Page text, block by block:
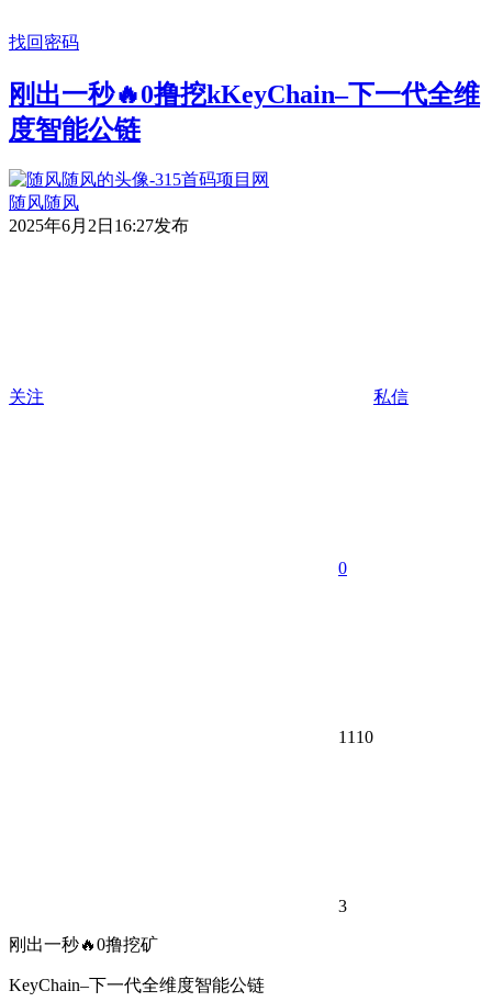
找回密码
刚出一秒🔥0撸挖kKeyChain–下一代全维
度智能公链
随风随风
2025年6月2日16:27发布
关注 私信
0
1110
3
刚出一秒🔥0撸挖矿
KeyChain–下一代全维度智能公链